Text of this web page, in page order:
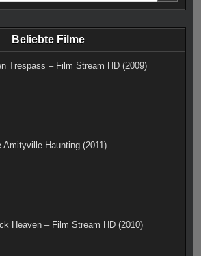
r
e
r
Beliebte Filme
Trespass – Film Stream HD (2009)
Amityville Haunting (2011)
Heaven – Film Stream HD (2010)